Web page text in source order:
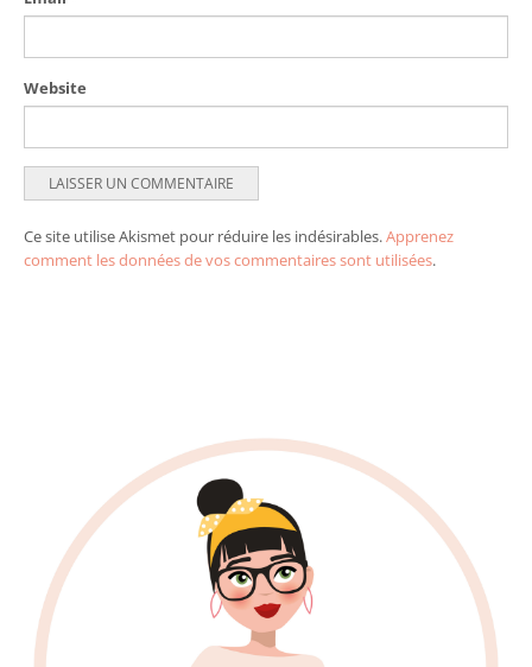
Website
Ce site utilise Akismet pour réduire les indésirables.Apprenez
comment les données de vos commentaires sont utilisées.